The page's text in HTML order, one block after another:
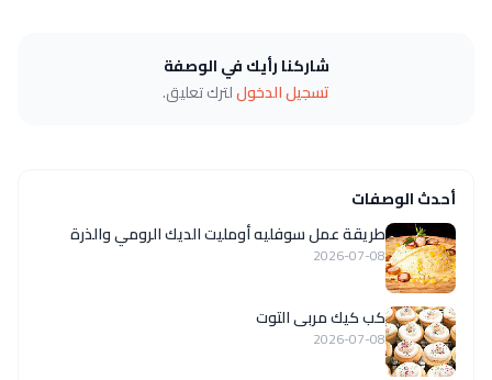
شاركنا رأيك في الوصفة
تسجيل الدخوللترك تعليق.
أحدث الوصفات
طريقة عمل سوفليه أومليت الديك الرومي والذرة
2026-07-08
كب كيك مربى التوت
2026-07-08